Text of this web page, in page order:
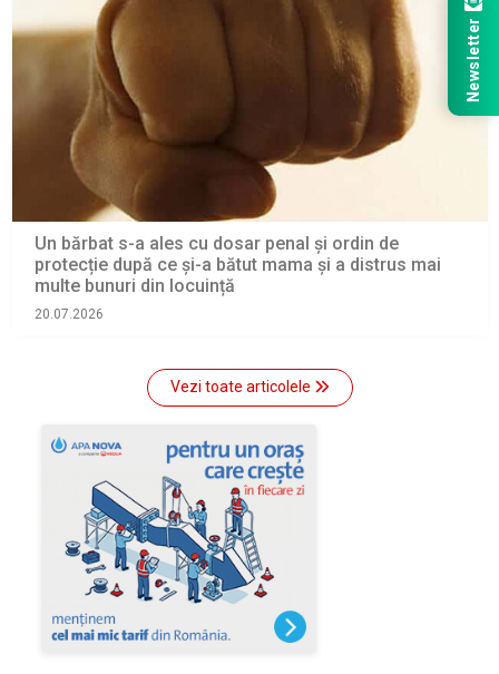
Un bărbat s-a ales cu dosar penal și ordin de
protecție după ce și-a bătut mama și a distrus mai
multe bunuri din locuință
20.07.2026
Vezi toate articolele
Newsletter